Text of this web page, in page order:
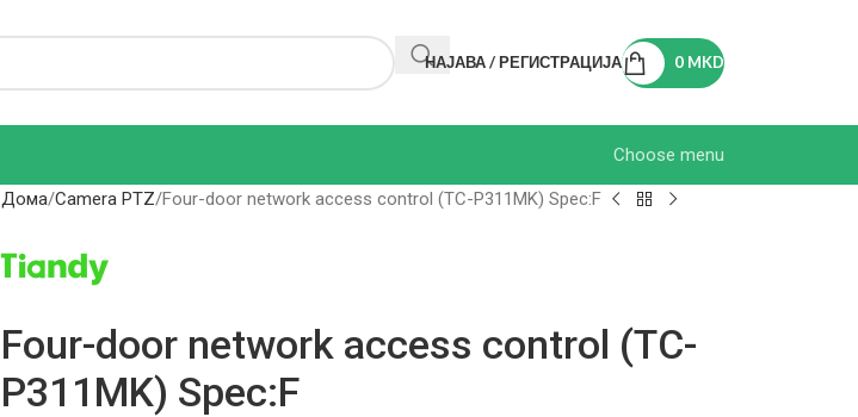
НАЈАВА / РЕГИСТРАЦИЈА 0 MKD
Choose menu
Дома Camera PTZ Four-door network access control (TC-P311MK) Spec:F
Four-door network access control (TC-
P311MK) Spec:F